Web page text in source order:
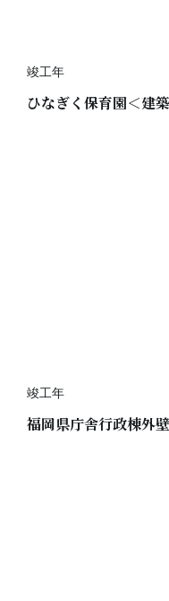
竣工年
ひなぎく保育園＜建
竣工年
福岡県庁舎行政棟外